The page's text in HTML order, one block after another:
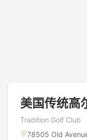
美国传统高
Tradition Golf Club
78505 Old